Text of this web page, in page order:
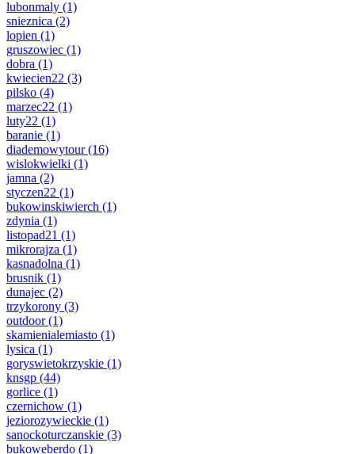
lubonmaly (1)
snieznica (2)
lopien (1)
gruszowiec (1)
dobra (1)
kwiecien22 (3)
pilsko (4)
marzec22 (1)
luty22 (1)
baranie (1)
diademowytour(16)
wislokwielki (1)
jamna (2)
styczen22 (1)
bukowinskiwierch (1)
zdynia (1)
listopad21 (1)
mikrorajza (1)
kasnadolna (1)
brusnik (1)
dunajec (2)
trzykorony (3)
outdoor(1)
skamienialemiasto (1)
lysica (1)
goryswietokrzyskie (1)
knsgp (44)
gorlice (1)
czernichow (1)
jeziorozywieckie (1)
sanockoturczanskie (3)
bukoweberdo (1)